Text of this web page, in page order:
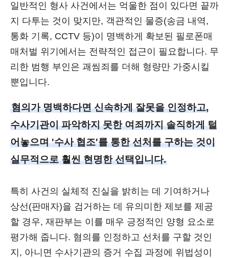
일반적인 형사 사건에서는 억울한 점이 있다면 끝까
지 다투는 것이 맞지만, 객관적인 물증(송금 내역,
통화 기록, CCTV 등)이 명백하게 확보된 필로폰매
매처벌 위기에서는 전략적인 접근이 필요합니다. 무
리한 범행 부인은 괘씸죄를 더해 형량만 가중시킬
뿐입니다.
혐의가 명백하다면 신속하게 잘못을 인정하고,
수사기관이 파악하지 못한 여죄까지 솔직하게 털
어놓으며 '수사 협조'를 통한 선처를 구하는 것이
실무적으로 훨씬 현명한 선택입니다.
특히 사건의 실체적 진실을 밝히는 데 기여하거나
상선(판매자)을 검거하는 데 유의미한 제보를 제공
할 경우, 재판부는 이를 매우 긍정적인 양형 요소로
평가해 줍니다. 혐의를 인정하고 선처를 구할 것인
지, 아니면 수사기관의 증거 수집 과정에 위법성이